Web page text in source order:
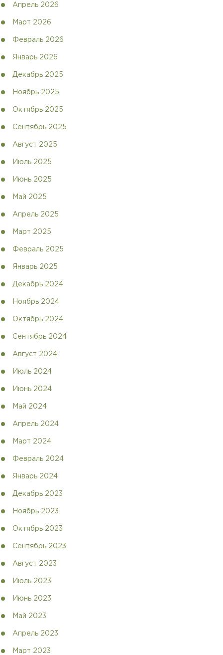
Апрель 2026
Март 2026
Февраль 2026
Январь 2026
Декабрь 2025
Ноябрь 2025
Октябрь 2025
Сентябрь 2025
Август 2025
Июль 2025
Июнь 2025
Май 2025
Апрель 2025
Март 2025
Февраль 2025
Январь 2025
Декабрь 2024
Ноябрь 2024
Октябрь 2024
Сентябрь 2024
Август 2024
Июль 2024
Июнь 2024
Май 2024
Апрель 2024
Март 2024
Февраль 2024
Январь 2024
Декабрь 2023
Ноябрь 2023
Октябрь 2023
Сентябрь 2023
Август 2023
Июль 2023
Июнь 2023
Май 2023
Апрель 2023
Март 2023